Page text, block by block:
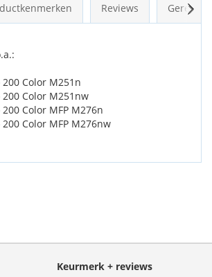
Reviews
200 Color M251n
200 Color M251nw
200 Color MFP M276n
200 Color MFP M276nw
Keurmerk + reviews